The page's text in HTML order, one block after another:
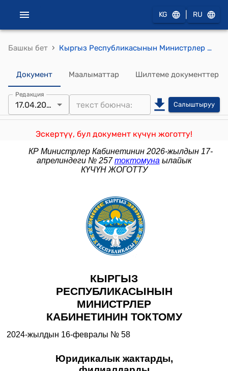
KG RU
Башкы бет › Кыргыз Республикасынын Министрлер Кабинетинин 2024-жылдын 16-февралындагы № 58 "Юридикалык жактарды, филиалдарды (өкүлчүлүктөрдү) электрондук формада мамлекеттик каттоо (кайра каттоо) жана ишин токтотууну каттоо тартибин бекитүү жөнүндө" Токтому
Документ Маалыматтар Шилтеме документтер
Редакция
17.04.2026 Салыштыруу
Эскертүү, бул документ күчүн жоготту!